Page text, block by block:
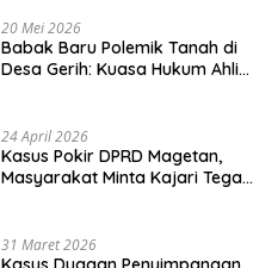
20 Mei 2026
Babak Baru Polemik Tanah di
Desa Gerih: Kuasa Hukum Ahli
24 April 2026
Kasus Pokir DPRD Magetan,
Masyarakat Minta Kajari Tegak
31 Maret 2026